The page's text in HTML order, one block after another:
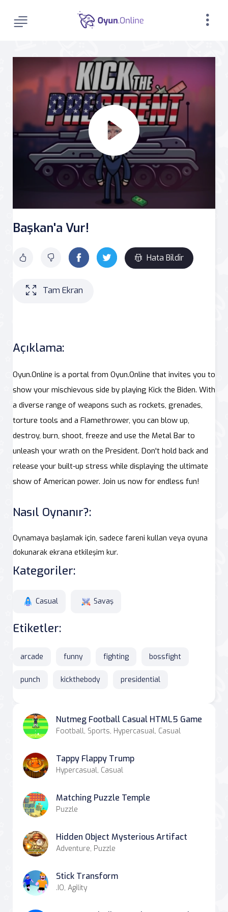
Başkan'a Vur!
Hata Bildir
Tam Ekran
Açıklama:
Oyun.Online is a portal from Oyun.Online that invites you to
show your mischievous side by playing Kick the Biden. With
a diverse range of weapons such as rockets, grenades,
torture tools and a Flamethrower, you can blow up,
destroy, burn, shoot, freeze and use the Metal Bar to
unleash your wrath on the President. Don't hold back and
release your built-up stress while displaying the ultimate
show of American power. Join us now for endless fun!
Nasıl Oynanır?:
Oynamaya başlamak için, sadece fareni kullan veya oyuna
dokunarak ekrana etkileşim kur.
Kategoriler:
Casual Savaş
Etiketler:
arcade funny fighting bossfight
punch kickthebody presidential
Nutmeg Football Casual HTML5 Game
Football, Sports, Hypercasual, Casual
Tappy Flappy Trump
Hypercasual, Casual
Matching Puzzle Temple
Puzzle
Hidden Object Mysterious Artifact
Adventure, Puzzle
Stick Transform
.IO, Agility